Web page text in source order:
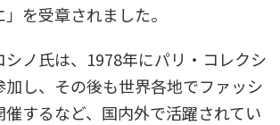
」を受章されました。
シノ氏は、1978年にパリ・コレクシ
加し、その後も世界各地でファッシ
催するなど、国内外で活躍されてい